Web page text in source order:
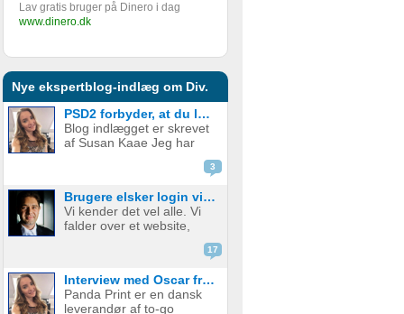
Lav gratis bruger på Dinero i dag
www.dinero.dk
Nye ekspertblog-indlæg om Div.
PSD2 forbyder, at du lægger kortgebyret ud til dine kunder fra 1. januar 2018
Blog indlægget er skrevet
af Susan Kaae Jeg har
arbejdet med eCommerce
siden 2000 og med online
stillinger med titler som
Chief Product
Officer/CPO, Sales
3
Brugere elsker login via sociale medier
Vi kender det vel alle. Vi
falder over et website,
ved at være der, lige ved
at have gennemført
17
Interview med Oscar fra Panda Print
Panda Print er en dansk
leverandør af to-go